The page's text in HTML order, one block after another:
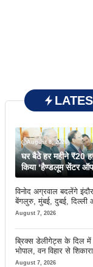
August 8, 2026
घर बैठे हर महीने ₹20
किया ‘हैण्डलूम सेंटर
विनोद अग्रवाल बदलेंगे
बेंगलुरु, मुंबई, दुबई,
August 7, 2026
ब्रिक्स डेलीगेट्स के दिल में
भोपाल, वन विहार से
सफर
August 7, 2026